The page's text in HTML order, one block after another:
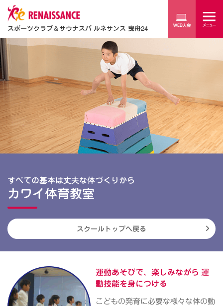
スポーツクラブ＆サウナスパ ルネサンス 曳舟24
すべての基本は丈夫な体づくりから
カワイ体育教室
スクールトップへ戻る
運動あそびで、楽しみながら 運
動技能を身につける
こどもの発育に必要な様々な体の動